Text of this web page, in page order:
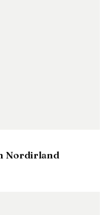
Nordirland